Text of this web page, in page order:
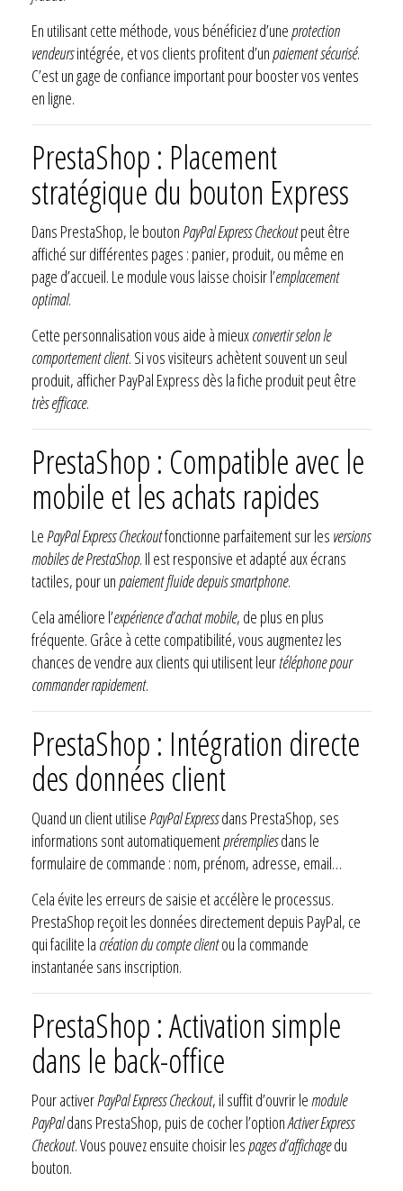
En utilisant cette méthode, vous bénéficiez d’uneprotection
vendeursintégrée, et vos clients profitent d’unpaiement sécurisé.
C’est un gage de confiance important pour booster vos ventes
en ligne.
PrestaShop : Placement
stratégique du bouton Express
Dans PrestaShop, le boutonPayPal Express Checkoutpeut être
affiché sur différentes pages : panier, produit, ou même en
page d’accueil. Le module vous laisse choisir l’emplacement
optimal.
Cette personnalisation vous aide à mieuxconvertir selon le
comportement client. Si vos visiteurs achètent souvent un seul
produit, afficher PayPal Express dès la fiche produit peut être
très efficace.
PrestaShop : Compatible avec le
mobile et les achats rapides
LePayPal Express Checkoutfonctionne parfaitement sur les versions
mobiles de PrestaShop. Il est responsive et adapté aux écrans
tactiles, pour unpaiement fluide depuis smartphone.
Cela améliore l’expérience d’achat mobile, de plus en plus
fréquente. Grâce à cette compatibilité, vous augmentez les
chances de vendre aux clients qui utilisent leurtéléphone pour
commander rapidement.
PrestaShop : Intégration directe
des données client
Quand un client utilisePayPal Expressdans PrestaShop, ses
informations sont automatiquementprérempliesdans le
formulaire de commande : nom, prénom, adresse, email…
Cela évite les erreurs de saisie et accélère le processus.
PrestaShop reçoit les données directement depuis PayPal, ce
qui facilite la création du compte clientou la commande
instantanée sans inscription.
PrestaShop : Activation simple
dans le back-office
Pour activerPayPal Express Checkout, il suffit d’ouvrir le module
PayPaldans PrestaShop, puis de cocher l’optionActiver Express
Checkout. Vous pouvez ensuite choisir lespages d’affichagedu
bouton.